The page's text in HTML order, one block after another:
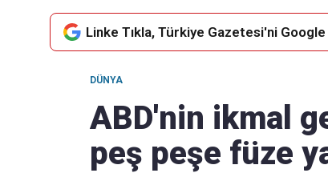
Linke Tıkla, Türkiye Gazetesi'ni
DÜNYA
ABD'nin ikmal
peş peşe füze